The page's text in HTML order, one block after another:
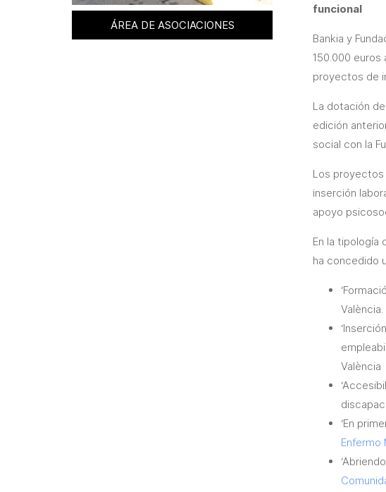
ÁREA DE ASOCIACIONES
funcional
Bankia y
150.000 euros
proyectos de
La dotación
edición
social con la
Los proyectos
inserción
apoyo
En la tipología
ha concedido
València.
València
‘En
Enfermo